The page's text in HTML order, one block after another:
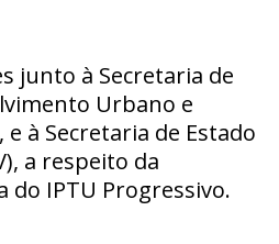
junto à Secretaria de
Urbano e
e à Secretaria de Estado
a respeito da
do IPTU Progressivo.